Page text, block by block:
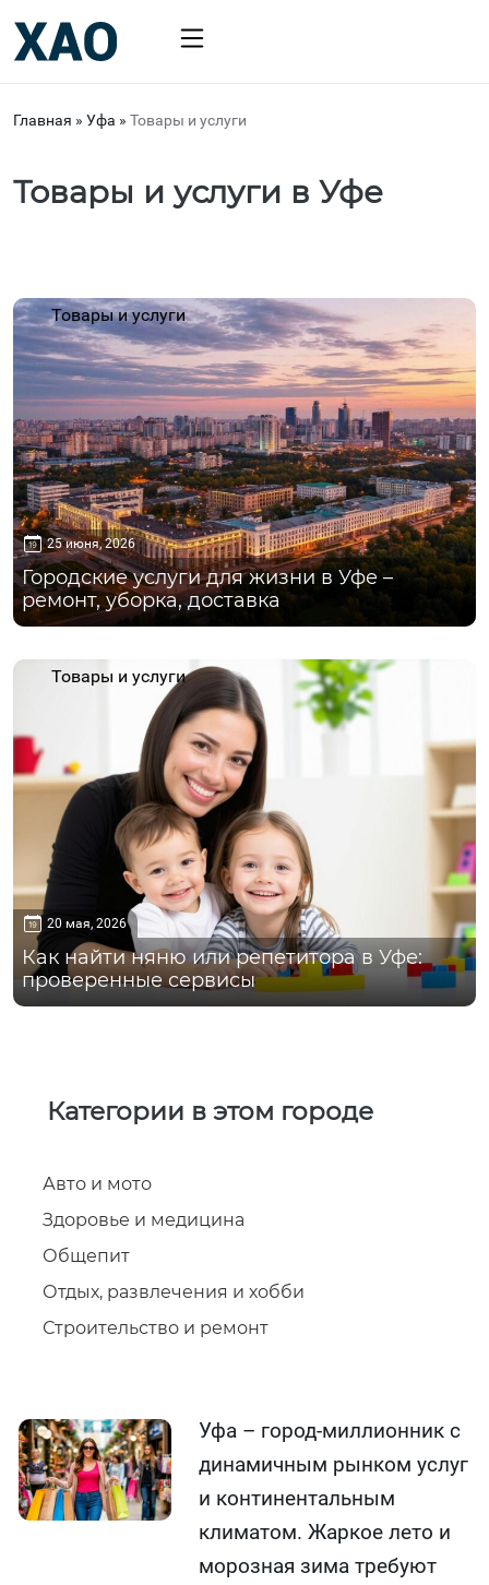
Главная » Уфа » Товары и услуги
Товары и услуги в Уфе
Товары и услуги
25 июня, 2026
Городские услуги для жизни в Уфе –
ремонт, уборка, доставка
Товары и услуги
20 мая, 2026
Как найти няню или репетитора в Уфе:
проверенные сервисы
Категории в этом городе
Авто и мото
Здоровье и медицина
Общепит
Отдых, развлечения и хобби
Строительство и ремонт
Уфа – город-миллионник с
динамичным рынком услуг
и континентальным
климатом. Жаркое лето и
морозная зима требуют